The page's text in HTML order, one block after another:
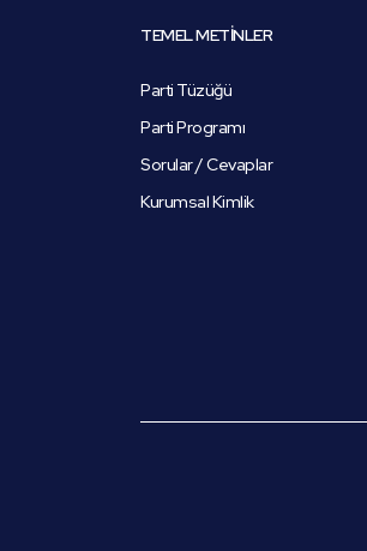
TEMEL METİNLER
Parti Tüzüğü
Parti Programı
Sorular / Cevaplar
Kurumsal Kimlik